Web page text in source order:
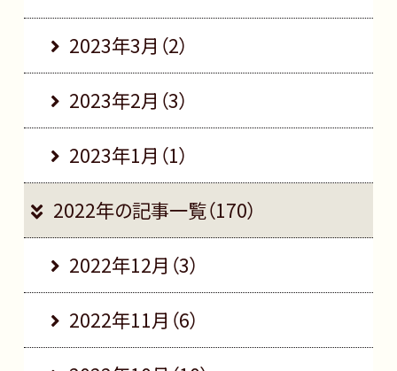
2023年3月（2）
2023年2月（3）
2023年1月（1）
2022年の記事一覧（170）
2022年12月（3）
2022年11月（6）